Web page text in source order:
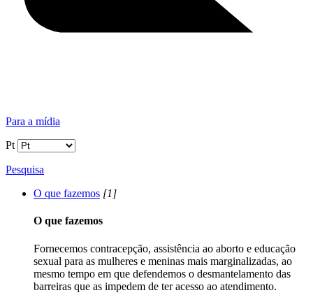
Para a mídia
Pt
Pesquisa
O que fazemos [1]
O que fazemos
Fornecemos contracepção, assistência ao aborto e educação
sexual para as mulheres e meninas mais marginalizadas, ao
mesmo tempo em que defendemos o desmantelamento das
barreiras que as impedem de ter acesso ao atendimento.